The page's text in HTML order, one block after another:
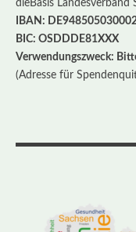
dieBasis Landesverband
IBAN:
BIC: OSDDDE81XXX
Verwendungszweck:
(Adresse für